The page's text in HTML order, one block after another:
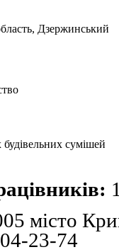
Дзержинський
сумішей
мiсто
23-74